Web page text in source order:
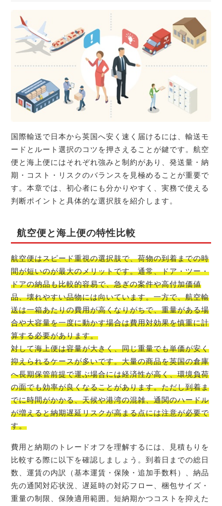
国際輸送で日本から英国へ安く速く届けるには、輸送モ
ードとルート選択のコツを押さえることが鍵です。航空
便と海上便にはそれぞれ強みと制約があり、発送量・納
期・コスト・リスクのバランスを見極めることが重要で
す。本章では、初心者にも分かりやすく、実務で使える
判断ポイントと具体的な選択肢を紹介します。
航空便と海上便の特性比較
航空便はスピード重視の選択肢で、荷物の到着までの時
間が短いのが最大のメリットです。通常、ドア・ツー・
ドアの納品も比較的容易で、急ぎの案件や高付加価値
品、壊れやすい品物には向いています。一方で、航空輸
送は一箱あたりの費用が高くなりがちで、重量がある場
合や大容量を一度に動かす場合は費用対効果を慎重に計
算する必要があります。
対して海上便は容量が大きく、同じ重量でも単価が安く
抑えられるケースが多いです。大量の商品を英国の倉庫
へ長期保管前提で運ぶ場合には経済性が高く、環境負荷
の面でも効率が良くなることがあります。ただし到着ま
でに時間がかかる、天候や港湾の混雑、通関のハードル
が増えると納期遅延リスクが高まる点には注意が必要で
す。
費用と納期のトレードオフを理解するには、見積もりを
比較する際に以下を確認しましょう。到着日までの総日
数、運賃の内訳（基本運賃・保険・追加手数料）、納品
先の通関対応状況、遅延時の対応フロー、梱包サイズ・
重量の制限、保険適用範囲。短納期かつコストを抑えた